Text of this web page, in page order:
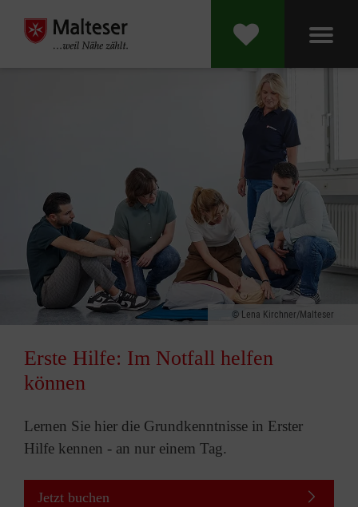
Lena Kirchner/Malteser
Erste Hilfe: Im Notfall helfen
können
Lernen Sie hier die Grundkenntnisse in Erster
Hilfe kennen - an nur einem Tag.
Jetzt buchen